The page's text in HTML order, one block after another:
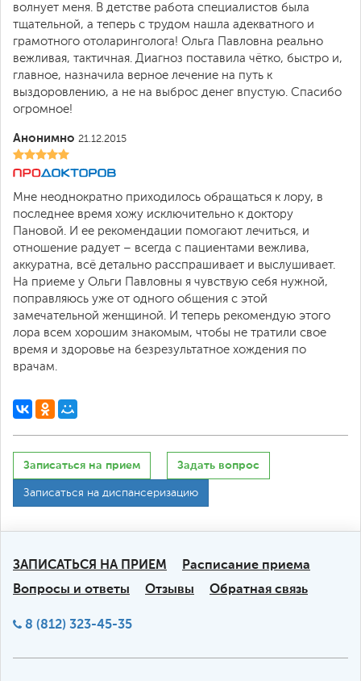
волнует меня. В детстве работа специалистов была
тщательной, а теперь с трудом нашла адекватного и
грамотного отоларинголога! Ольга Павловна реально
вежливая, тактичная. Диагноз поставила чётко, быстро и,
главное, назначила верное лечение на путь к
выздоровлению, а не на выброс денег впустую. Спасибо
огромное!
Анонимно 21.12.2015
Мне неоднократно приходилось обращаться к лору, в
последнее время хожу исключительно к доктору
Пановой. И ее рекомендации помогают лечиться, и
отношение радует – всегда с пациентами вежлива,
аккуратна, всё детально расспрашивает и выслушивает.
На приеме у Ольги Павловны я чувствую себя нужной,
поправляюсь уже от одного общения с этой
замечательной женщиной. И теперь рекомендую этого
лора всем хорошим знакомым, чтобы не тратили свое
время и здоровье на безрезультатное хождения по
врачам.
Записаться на прием Задать вопрос
Записаться на диспансеризацию
ЗАПИСАТЬСЯ НА ПРИЕМ
Расписание приема
Вопросы и ответы
Отзывы Обратная связь
8 (812) 323-45-35